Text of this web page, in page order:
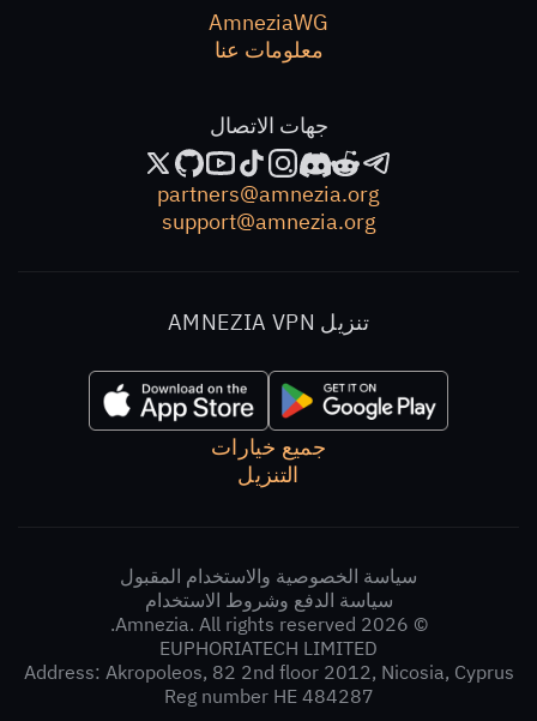
AmneziaWG
معلومات عنا
جهات الاتصال
partners@amnezia.org
support@amnezia.org
تنزيل AMNEZIA VPN
جميع خيارات
التنزيل
سياسة الخصوصية والاستخدام المقبول
سياسة الدفع وشروط الاستخدام
© 2026 Amnezia. All rights reserved.
EUPHORIATECH LIMITED
Address: Akropoleos, 82 2nd floor 2012, Nicosia, Cyprus
Reg number НЕ 484287